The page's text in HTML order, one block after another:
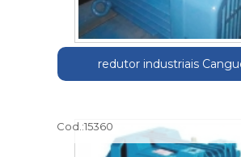
redutor industriais
Cod.:15360